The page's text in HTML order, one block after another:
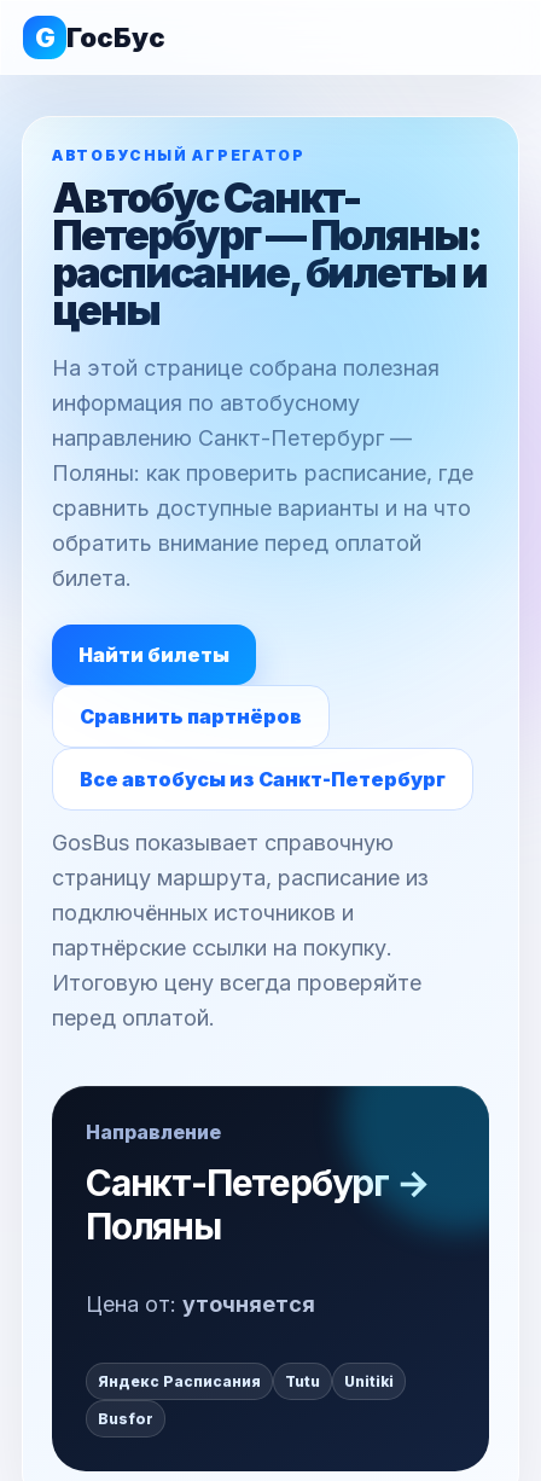
G ГосБус
АВТОБУСНЫЙ АГРЕГАТОР
Автобус Санкт-
Петербург — Поляны:
расписание, билеты и
цены
На этой странице собрана полезная
информация по автобусному
направлению Санкт-Петербург —
Поляны: как проверить расписание, где
сравнить доступные варианты и на что
обратить внимание перед оплатой
билета.
Найти билеты
Сравнить партнёров
Все автобусы из Санкт-Петербург
GosBus показывает справочную
страницу маршрута, расписание из
подключённых источников и
партнёрские ссылки на покупку.
Итоговую цену всегда проверяйте
перед оплатой.
Направление
Санкт-Петербург →
Поляны
Цена от: уточняется
Яндекс Расписания Tutu Unitiki
Busfor